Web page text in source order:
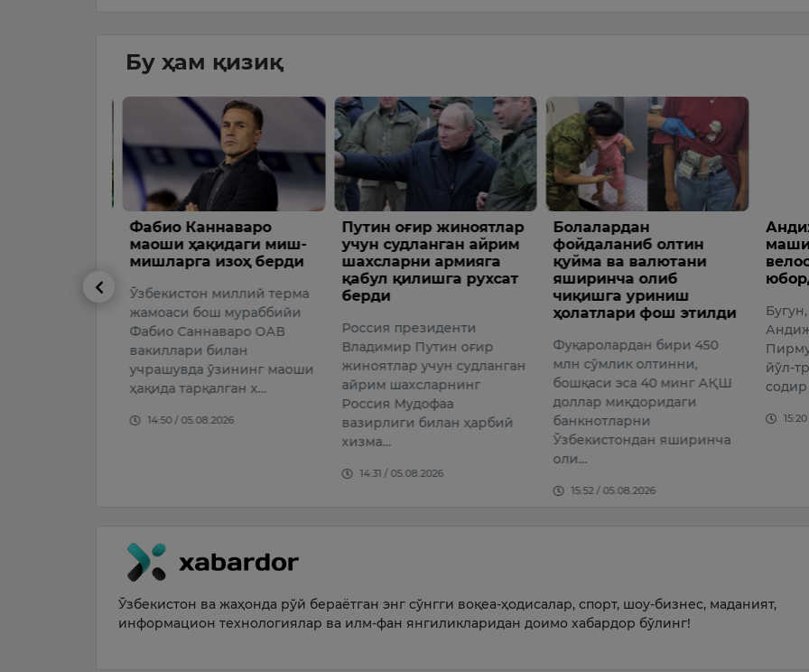
Бу ҳам қизиқ
Фабио Каннаваро
маоши ҳақидаги миш-
мишларга изоҳ берди
Ўзбекистон миллий терма
жамоаси бош мураббийи
Фабио Cаннаваро ОАВ
вакиллари билан
учрашувда ўзининг маоши
ҳақида тарқалган х…
14:50 / 05.08.2026
Путин оғир жиноятлар
учун судланган айрим
шахсларни армияга
қабул қилишга рухсат
берди
Россия президенти
Владимир Путин оғир
жиноятлар учун судланган
айрим шахсларнинг
Россия Мудофаа
вазирлиги билан ҳарбий
хизма…
14:31 / 05.08.2026
Болалардан
фойдаланиб олтин
қуйма ва валютани
яширинча олиб
чиқишга уриниш
ҳолатлари фош этилди
Фуқаролардан бири 450
млн сўмлик олтинни,
бошқаси эса 40 минг АҚШ
доллар миқдоридаги
банкнотларни
Ўзбекистондан яширинча
оли…
15:52 / 05.08.2026
Бугун,
йўл-
содир
15:20 /
Ўзбекистон ва жаҳонда рўй бераётган энг сўнгги воқеа-ҳодисалар, спорт, шоу-бизнес, маданият,
информацион технологиялар ва илм-фан янгиликларидан доимо хабардор бўлинг!